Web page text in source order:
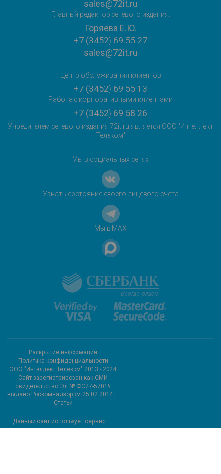
sales@72it.ru
Главный редактор сетевого издания:
Горяева Е.Ю.
+7 (3452) 69 55 27
sales@72it.ru
Центр обслуживания клиентов
+7 (3452) 69 55 13
Работа с корпоративными клиентами
+7 (3452) 69 58 26
Учредителем сетевого издания 72it.ru является ООО "Интеллект
Телеком"
Мы в социальных сетях
Узнать состояние своего лицевого счета
Мы в MAX
Раскрытие информации
Политика конфиденциальности
ООО "Интеллект Телеком" 2013 - 2024
Cайт зарегистрирован как СМИ
свидетельство Эл № ФС77-57019
выдано Роскомнадзором 25.02.2014 г.
Статьи
Данный сайт использует сервис
метрических программ и